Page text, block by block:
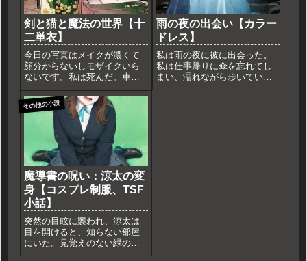
剣と猫と魔法の世界【十
二単衣】
今日の写真はメイクが濃くて
顔分からないしモザイクいら
ないです。私は死んだ。車に
轢かれて、あっという間に命
を落とした。死んだら何もな
いと思っていたけど、違っ
た。私は異世界に転生したの
だ。目が覚めると、私は森の
中にいた。身につけているの
は緑と赤...
雨の夜の出会い【カラー
ドレス】
私は雨の夜に彼に出会った。
私は仕事帰りに傘を忘れてし
まい、濡れながら歩いてい
た。彼は私の前に現れて、黒
その他の小説
魔導書の呪い：涼太の変
身【コスプレ制服、TSF
小話】
突然の目眩に襲われ、涼太は
目を開けると、知らない部屋
にいた。見覚えのない緑の絨
毯の上に膝をついていた。さ